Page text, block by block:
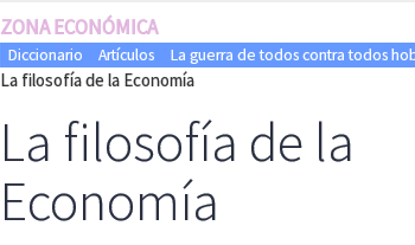
ZONA ECONÓMICA
Diccionario Artículos La guerra de todos contra todos
La filosofía de la Economía
La filosofía de la
Economía